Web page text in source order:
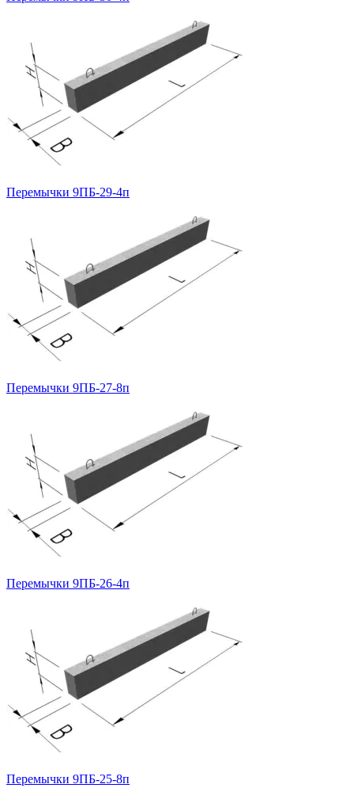
Перемычки 9ПБ-29-4п
Перемычки 9ПБ-27-8п
Перемычки 9ПБ-26-4п
Перемычки 9ПБ-25-8п